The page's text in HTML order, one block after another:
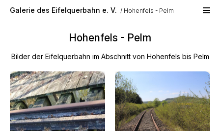
Galerie des Eifelquerbahn e. V. Hohenfels - Pelm
Hohenfels - Pelm
Bilder der Eifelquerbahn im Abschnitt von Hohenfels bis Pelm